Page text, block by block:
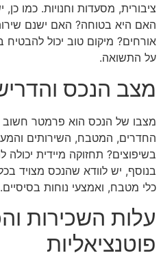
ציבורית, מסעדות וחנויות. כמו
האם היא בטוחה? האם ישנם
אורחים? מיקום טוב יכול להבטיח
על התשואה.
מצב הנכס
מצבו של הנכס הוא פרמטר חשוב
החדרים, המטבח, השירותים
בשיפוצים? תחזוקה מיידית
בנוסף, יש לוודא שהנכס מצויד
כלי מטבח, ואמצעי נוחות בסיסיים.
עלות השכירות
פוטנציאליות